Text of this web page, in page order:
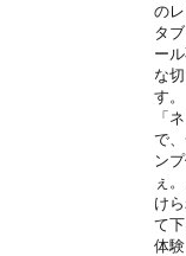
の
タ
ー
な
す
「
で
ン
ぇ
け
て
体